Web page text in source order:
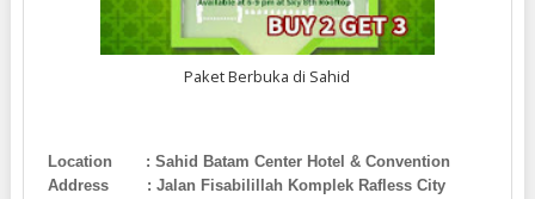
Paket Berbuka di Sahid
Location : Sahid Batam Center Hotel & Convention
Address : Jalan Fisabilillah Komplek Rafless City